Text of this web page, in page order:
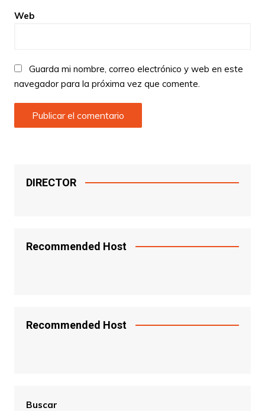
Web
Guarda mi nombre, correo electrónico y web en este
navegador para la próxima vez que comente.
DIRECTOR
Recommended Host
Recommended Host
Buscar